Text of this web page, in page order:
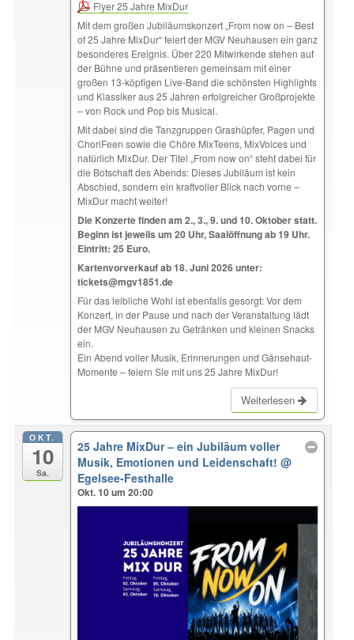
Flyer 25 Jahre MixDur
Mit dem großen Jubiläumskonzert „From now on – Best
of 25 Jahre MixDur“ feiert der MGV Neuhausen ein ganz
besonderes Ereignis. Über 220 Mitwirkende stehen auf
der Bühne und präsentieren gemeinsam mit einer
großen 13-köpfigen Live-Band die schönsten Highlights
und Klassiker aus 25 Jahren erfolgreicher Großprojekte
– von Rock und Pop bis Musical.
Mit dabei sind die Tanzgruppen Grashüpfer, Pagen und
ChoriFeen sowie die Chöre MixTeens, MixVoices und
natürlich MixDur. Der Titel „From now on“ steht dabei für
die Botschaft des Abends: Dieses Jubiläum ist kein
Abschied, sondern ein kraftvoller Blick nach vorne –
MixDur macht weiter!
Die Konzerte finden am 2., 3., 9. und 10. Oktober statt.
Beginn ist jeweils um 20 Uhr, Saalöffnung ab 19 Uhr.
Eintritt: 25 Euro.
Kartenvorverkauf ab 18. Juni 2026 unter:
tickets@mgv1851.de
Für das leibliche Wohl ist ebenfalls gesorgt: Vor dem
Konzert, in der Pause und nach der Veranstaltung lädt
der MGV Neuhausen zu Getränken und kleinen Snacks
ein.
Ein Abend voller Musik, Erinnerungen und Gänsehaut-
Momente – feiern Sie mit uns 25 Jahre MixDur!
Weiterlesen
OKT.
10
Sa.
25 Jahre MixDur – ein Jubiläum voller
Musik, Emotionen und Leidenschaft!@
Egelsee-Festhalle
Okt. 10 um 20:00